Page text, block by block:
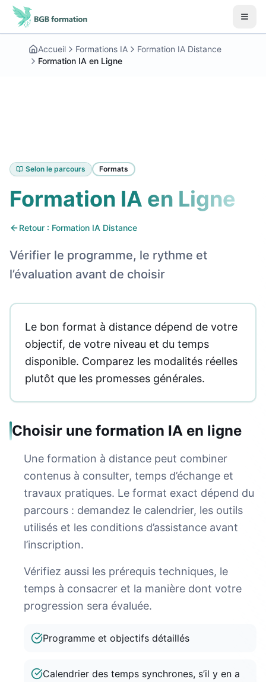
Aller au contenu principal
Accueil Formations IA
Formation IA Distance
Formation IA en Ligne
Selon le parcours Formats
Formation IA en Ligne
Retour : Formation IA Distance
Vérifier le programme, le rythme et
l’évaluation avant de choisir
Le bon format à distance dépend de votre
objectif, de votre niveau et du temps
disponible. Comparez les modalités réelles
plutôt que les promesses générales.
Choisir une formation IA en ligne
Une formation à distance peut combiner
contenus à consulter, temps d’échange et
travaux pratiques. Le format exact dépend du
parcours : demandez le calendrier, les outils
utilisés et les conditions d’assistance avant
l’inscription.
Vérifiez aussi les prérequis techniques, le
temps à consacrer et la manière dont votre
progression sera évaluée.
Programme et objectifs détaillés
Calendrier des temps synchrones, s’il y en a